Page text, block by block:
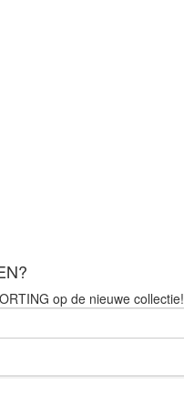
op de nieuwe collectie!